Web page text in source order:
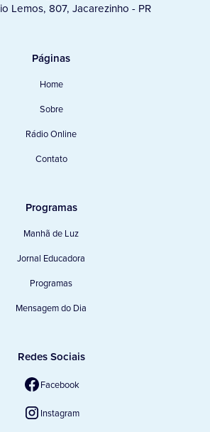
Lemos, 807, Jacarezinho - PR
Páginas
Home
Sobre
Rádio Online
Contato
Programas
Manhã de Luz
Jornal Educadora
Programas
Mensagem do Dia
Redes Sociais
Facebook
Instagram